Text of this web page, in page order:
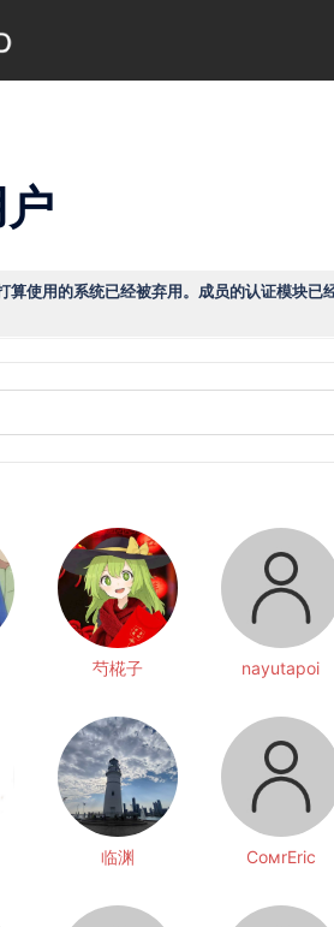
算使用的系统已经被弃用。成员的认证模块已
芍椛子 nayutapoi
临渊 СомrЕric